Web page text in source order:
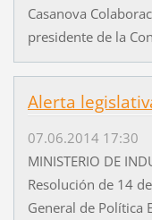
Casanova
presidente de la
Alerta
07.06.2014 17:30
MINISTERIO DE
Resolución de 14
General de Política